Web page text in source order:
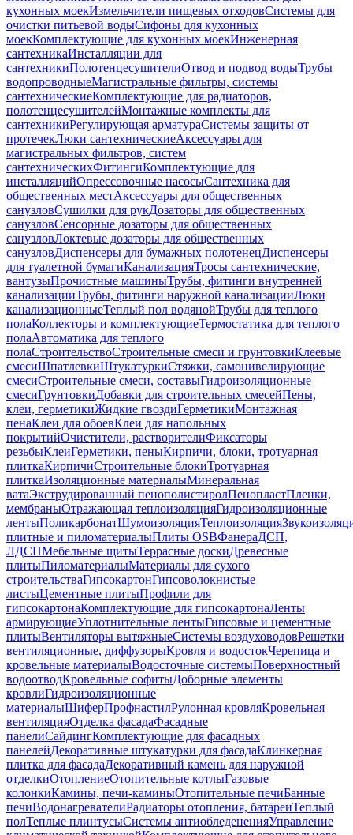
кухонных моекИзмельчители пищевых отходовСистемы для
очистки питьевой водыСифоны для кухонных
моекКомплектующие для кухонных моекИнженерная
сантехникаИнсталляции для
сантехникиПолотенцесушителиОтвод и подвод водыТрубы
водопроводныеМагистральные фильтры, системы
сантехническиеКомплектующие для радиаторов,
полотенцесушителейМонтажные комплекты для
сантехникиРегулирующая арматураСистемы защиты от
протечекЛюки сантехническиеАксессуары для
магистральных фильтров, систем
сантехническихФитингиКомплектующие для
инсталляцийОпрессовочные насосыСантехника для
общественных местАксессуары для общественных
санузловСушилки для рукДозаторы для общественных
санузловСенсорные дозаторы для общественных
санузловЛоктевые дозаторы для общественных
санузловДиспенсеры для бумажных полотенецДиспенсеры
для туалетной бумагиКанализацияТросы сантехнические,
вантузыПрочистные машиныТрубы, фитинги внутренней
канализацииТрубы, фитинги наружной канализацииЛюки
канализационныеТеплый пол водянойТрубы для теплого
полаКоллекторы и комплектующиеТермостатика для теплого
полаАвтоматика для теплого
полаСтроительствоСтроительные смеси и грунтовкиКлеевые
смесиШпатлевкиШтукатуркиСтяжки, самонивелирующие
смесиСтроительные смеси, составыГидроизоляционные
смесиГрунтовкиДобавки для строительных смесейПены,
клеи, герметикиЖидкие гвоздиГерметикиМонтажная
пенаКлеи для обоевКлеи для напольных
покрытийОчистители, растворителиФиксаторы
резьбыКлеиГерметики, пеныКирпичи, блоки, тротуарная
плиткаКирпичиСтроительные блокиТротуарная
плиткаИзоляционные материалыМинеральная
ватаЭкструдированный пенополистиролПенопластПленки,
мембраныОтражающая теплоизоляцияГидроизоляционные
лентыПоликарбонатШумоизоляцияТеплоизоляция
плитные и пиломатериалыПлиты OSBФанераДСП,
ЛДСПМебельные щитыТеррасные доскиДревесные
плитыПиломатериалыМатериалы для сухого
строительстваГипсокартонГипсоволокнистые
листыЦементные плитыПрофили для
гипсокартонаКомплектующие для гипсокартонаЛенты
армирующиеУплотнительные лентыГипсовые и цементные
плитыВентиляторы вытяжныеСистемы воздуховодовРешетки
вентиляционные, диффузорыКровля и водостокЧерепица и
кровельные материалыВодосточные системыПоверхностный
водоотводКровельные софитыДоборные элементы
кровлиГидроизоляционные
материалыШиферПрофнастилРулонная кровляКровельная
вентиляцияОтделка фасадаФасадные
панелиСайдингКомплектующие для фасадных
панелейДекоративные штукатурки для фасадаКлинкерная
плитка для фасадаДекоративный камень для наружной
отделкиОтоплениеОтопительные котлыГазовые
колонкиКамины, печи-каминыОтопительные печиБанные
печиВодонагревателиРадиаторы отопления, батареиТеплый
полТеплые плинтусыСистемы антиобледененияУправление